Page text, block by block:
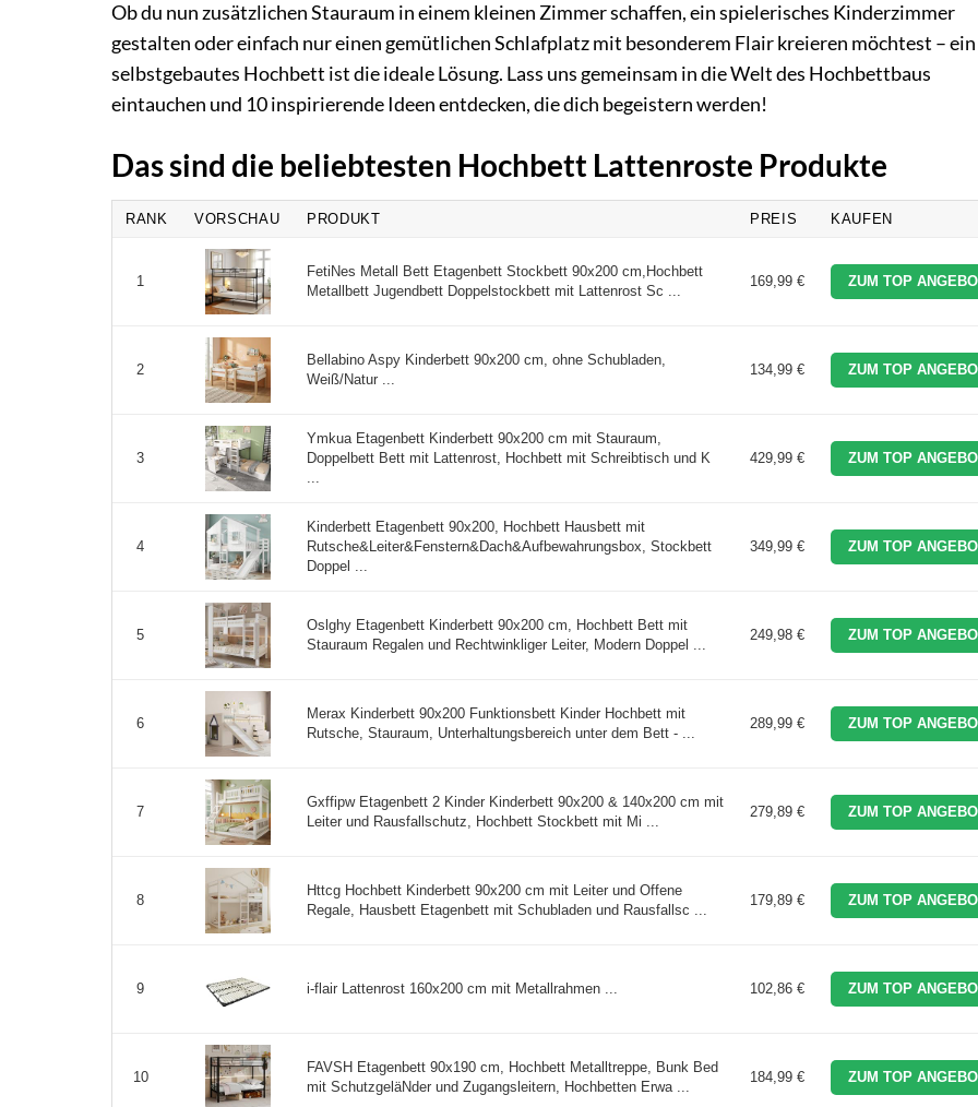
Ob du nun zusätzlichen Stauraum in einem kleinen Zimmer schaffen, ein spielerisches Kinderzimmer
gestalten oder einfach nur einen gemütlichen Schlafplatz mit besonderem Flair kreieren möchtest – ein
selbstgebautes Hochbett ist die ideale Lösung. Lass uns gemeinsam in die Welt des Hochbettbaus
eintauchen und 10 inspirierende Ideen entdecken, die dich begeistern werden!
Das sind die beliebtesten Hochbett Lattenroste Produkte
RANK VORSCHAU PRODUKT PREIS KAUFEN
1
FetiNes Metall Bett Etagenbett Stockbett 90x200 cm,Hochbett
Metallbett Jugendbett Doppelstockbett mit Lattenrost Sc ...
169,99 € ZUM TOP
2
Bellabino Aspy Kinderbett 90x200 cm, ohne Schubladen,
Weiß/Natur ...
134,99 € ZUM TOP
3
Ymkua Etagenbett Kinderbett 90x200 cm mit Stauraum,
Doppelbett Bett mit Lattenrost, Hochbett mit Schreibtisch und K
429,99 € ZUM TOP
4
Kinderbett Etagenbett 90x200, Hochbett Hausbett mit
Rutsche&Leiter&Fenstern&Dach&Aufbewahrungsbox, Stockbett
Doppel ...
349,99 € ZUM TOP
5
Oslghy Etagenbett Kinderbett 90x200 cm, Hochbett Bett mit
Stauraum Regalen und Rechtwinkliger Leiter, Modern Doppel ...
249,98 € ZUM TOP
6
Merax Kinderbett 90x200 Funktionsbett Kinder Hochbett mit
Rutsche, Stauraum, Unterhaltungsbereich unter dem Bett - ...
289,99 € ZUM TOP
7
Gxffipw Etagenbett 2 Kinder Kinderbett 90x200 & 140x200 cm mit
Leiter und Rausfallschutz, Hochbett Stockbett mit Mi ...
279,89 € ZUM TOP
8
Httcg Hochbett Kinderbett 90x200 cm mit Leiter und Offene
Regale, Hausbett Etagenbett mit Schubladen und Rausfallsc ...
179,89 € ZUM TOP
9 i-flair Lattenrost 160x200 cm mit Metallrahmen ... 102,86 € ZUM TOP
10
FAVSH Etagenbett 90x190 cm, Hochbett Metalltreppe, Bunk Bed
mit SchutzgeläNder und Zugangsleitern, Hochbetten Erwa ...
184,99 € ZUM TOP